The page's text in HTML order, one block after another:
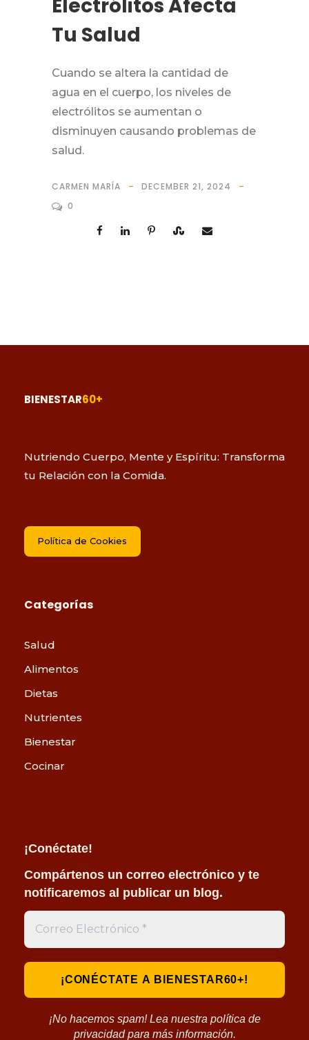
Electrólitos Afecta
Tu Salud
Cuando se altera la cantidad de
agua en el cuerpo, los niveles de
electrólitos se aumentan o
disminuyen causando problemas de
salud.
CARMEN MARÍA
DECEMBER 21, 2024
0
BIENESTAR60+
Nutriendo Cuerpo, Mente y Espíritu: Transforma
tu Relación con la Comida.
Política de Cookies
Categorías
Salud
Alimentos
Dietas
Nutrientes
Bienestar
Cocinar
¡Conéctate!
Compártenos un correo electrónico y te
notificaremos al publicar un blog.
¡No hacemos spam! Lea nuestra política de
privacidad para más información.